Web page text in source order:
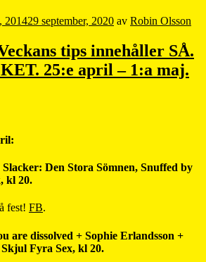
201429 september, 2020 av Robin Olsson
tips innehåller SÅ.
25:e april – 1:a maj.
Den Stora Sömnen, Snuffed by
kl 20.
fest! FB.
are dissolved + Sophie Erlandsson +
Fyra Sex, kl 20.